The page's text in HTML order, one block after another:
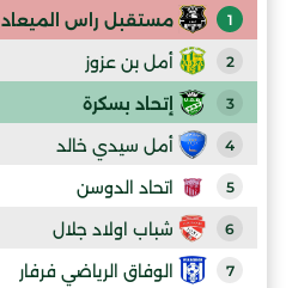
1 مستقبل راس الميعاد
2 أمل بن عزوز
3 إتحاد بسكرة
4 أمل سيدي خالد
5 اتحاد الدوسن
6 شباب اولاد جلال
7 الوفاق الرياضي فرفار